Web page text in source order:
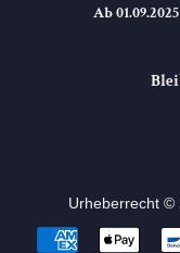
Ab
Urheberrecht ©